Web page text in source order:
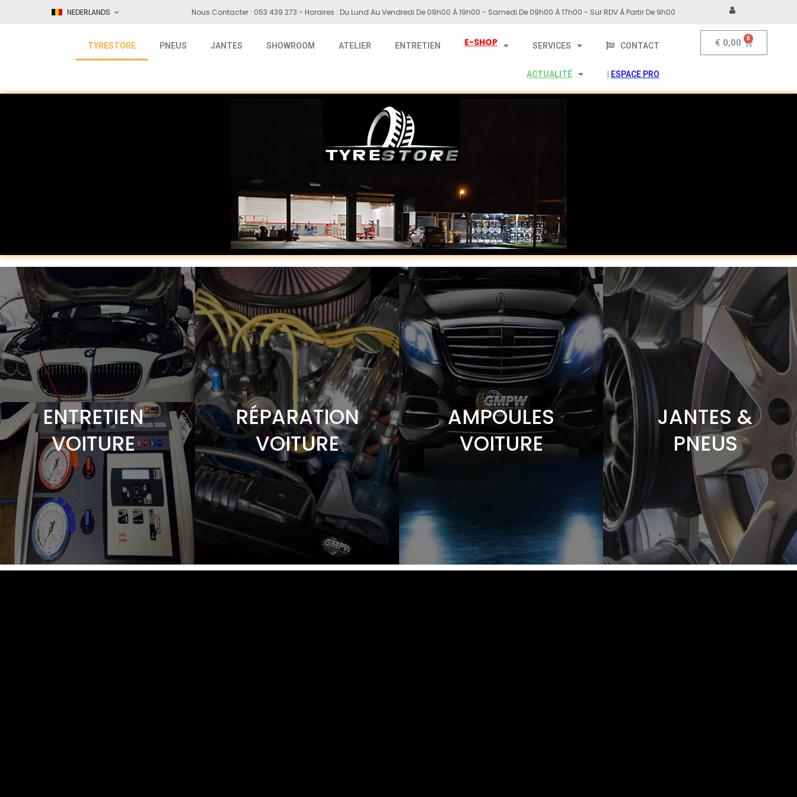
NEDERLANDS Nous Contacter : 053 439 273 - Horaires : Du Lund Au Vendredi De 09h00 À 19h00 - Samedi De 09h00 À 17h00 - Sur RDV À Partir De 9h00
TYRESTORE PNEUS JANTES SHOWROOM ATELIER ENTRETIEN E-SHOP SERVICES CONTACT
ACTUALITÉ ESPACE PRO
€ 0,00
ENTRETIEN
VOITURE
RÉPARATION
VOITURE
AMPOULES
VOITURE
JANTES &
PNEUS